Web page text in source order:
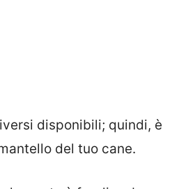
disponibili; quindi, è
del tuo cane.